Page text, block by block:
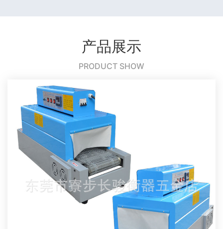
产品展示
PRODUCT SHOW